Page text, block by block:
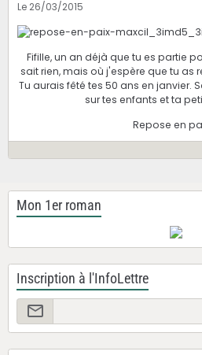
Le 26/03/2015
Fifille, un an déjà que tu es partie
sait rien, mais où j'espère que tu as
Tu aurais fêté tes 50 ans en janvier.
sur tes enfants et ta
Repose en
Mon 1er roman
Inscription à l'InfoLettre